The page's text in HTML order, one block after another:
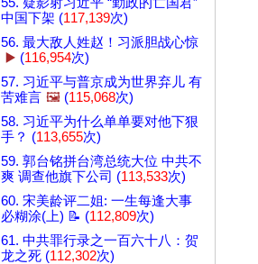
中国下架 (117,139次)
56. 最大敌人姓赵！习派胆战心惊
▶️ (116,954次)
57. 习近平与普京成为世界弃儿 有
苦难言 🖼️ (115,068次)
58. 习近平为什么单单要对他下狠
手？ (113,655次)
59. 郭台铭拼台湾总统大位 中共不
爽 调查他旗下公司 (113,533次)
60. 宋美龄评二姐: 一生每逢大事
必糊涂(上) 📝 (112,809次)
61. 中共罪行录之一百六十八：贺
龙之死 (112,302次)